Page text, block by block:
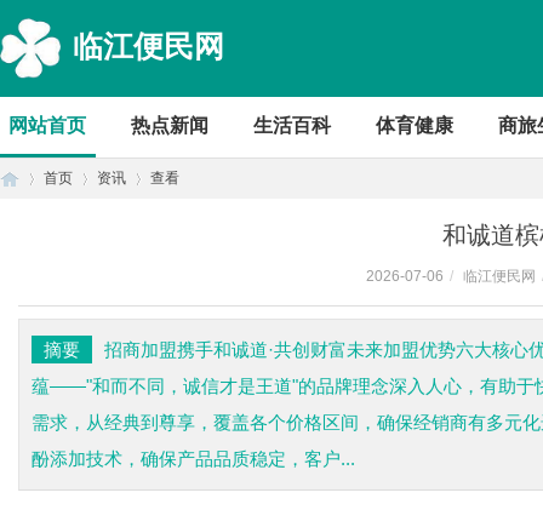
临江便民网
网站首页 热点新闻 生活百科 体育健康 商旅
首页 资讯 查看
和诚道
2026-07-06 / 临江便民网
摘要
招商加盟携手和诚道·共创财富未来加盟优势六大核心
蕴——"和而不同，诚信才是王道"的品牌理念深入人心，有助于
需求，从经典到尊享，覆盖各个价格区间，确保经销商有多元
酚添加技术，确保产品品质稳定，客户...